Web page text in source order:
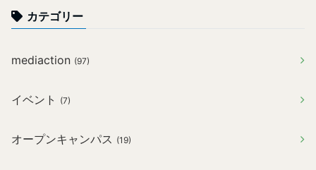
カテゴリー
mediaction (97)
イベント (7)
オープンキャンパス (19)